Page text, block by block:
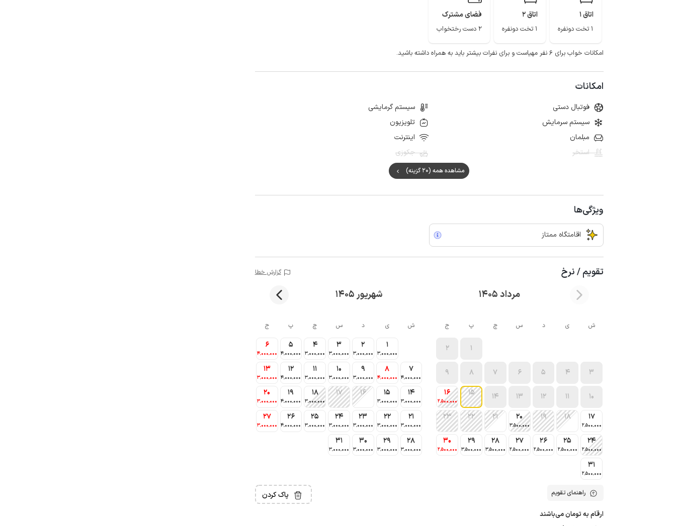
اتاق 1
1 تخت دونفره
اتاق 2
1 تخت دونفره
فضای مشترک
2 دست رختخواب
امکانات خواب برای ۶ نفر مهیاست و برای نفرات بیشتر باید به همراه داشته باشید.
امکانات
فوتبال دستی
سیستم گرمایشی
سیستم سرمایش
تلویزیون
مبلمان
اینترنت
استخر
جکوزی
مشاهده همه (20 گزینه)
ویژگی‌ها
اقامتگاه ممتاز
تقویم / نرخ گزارش خطا
مرداد 1405 شهریور 1405
ش ی د س چ پ ج
1
2
3
4
5
6
7
8
9
10
11
12
13
14
15
16
2٬500٬000
17
2٬500٬000
18
19
20
3٬500٬000
21
22
23
24
2٬500٬000
25
2٬500٬000
26
2٬500٬000
27
2٬500٬000
28
3٬500٬000
29
3٬500٬000
30
2٬500٬000
31
2٬500٬000
ش ی د س چ پ ج
1
3٬000٬000
2
3٬000٬000
3
3٬000٬000
4
3٬000٬000
5
4٬000٬000
6
4٬000٬000
7
4٬000٬000
8
4٬000٬000
9
3٬000٬000
10
3٬000٬000
11
3٬000٬000
12
4٬000٬000
13
3٬000٬000
14
3٬000٬000
15
3٬000٬000
16
17
18
3٬000٬000
19
4٬000٬000
20
3٬000٬000
21
3٬000٬000
22
3٬000٬000
23
3٬000٬000
24
3٬000٬000
25
3٬000٬000
26
4٬000٬000
27
3٬000٬000
28
3٬000٬000
29
3٬000٬000
30
3٬000٬000
31
3٬000٬000
راهنمای تقویم پاک کردن
ارقام به تومان می‌باشند